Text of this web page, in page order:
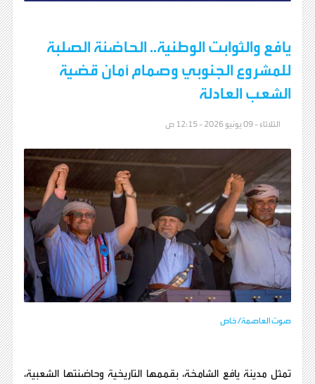
يافع والثوابت الوطنية.. الحاضنة الصلبة
للمشروع الجنوبي وصمام أمان قضية
الشعب العادلة
الثلاثاء - 09 يونيو 2026 - 12:15 ص
صوت العاصمة/ خاص
تمثل مدينة يافع الشامخة، بقممها التاريخية وحاضنتها الشعبية،